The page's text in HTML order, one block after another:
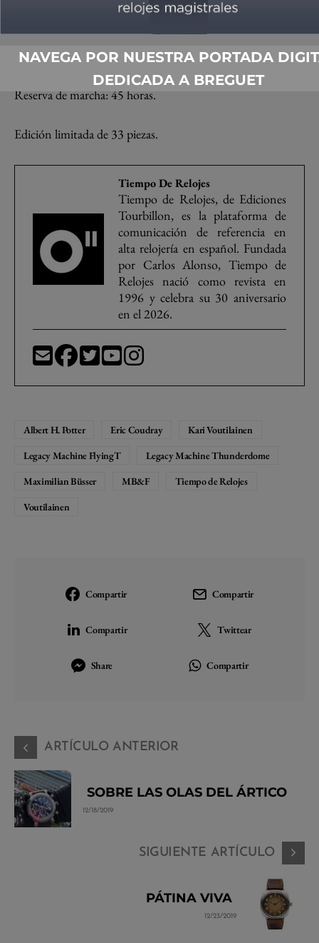
Movimiento: Manual 21,600 alt/h
Reserva de marcha: 45 horas.
Edición limitada de 33 piezas.
Tiempo De Relojes
Tiempo de Relojes, de Ediciones
Tourbillon, es la plataforma de
comunicación de referencia en
alta relojería en español. Fundada
por Carlos Alonso, Tiempo de
Relojes nació como revista en
1996 y celebra su 30 aniversario
en el 2026.
Albert H. Potter Eric Coudray
Kari Voutilainen
Legacy Machine FlyingT
Legacy Machine Thunderdome
Maximilian Büsser
MB&F
Tiempo de Relojes
Voutilainen
Compartir Compartir
Compartir Twittear
Share Compartir
ARTÍCULO ANTERIOR
SOBRE LAS OLAS DEL ÁRTICO
12/18/2019
SIGUIENTE ARTÍCULO
PÁTINA VIVA
12/23/2019
NAVEGA POR NUESTRA PORTADA
DEDICADA A BREGUET